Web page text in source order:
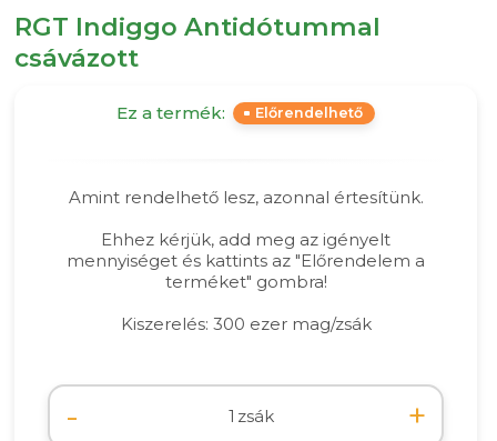
RGT Indiggo Antidótummal
csávázott
Ez a termék: Előrendelhető
Amint rendelhető lesz, azonnal értesítünk.
Ehhez kérjük, add meg az igényelt
mennyiséget és kattints az "Előrendelem a
terméket" gombra!
Kiszerelés: 300 ezer mag/zsák
- zsák +